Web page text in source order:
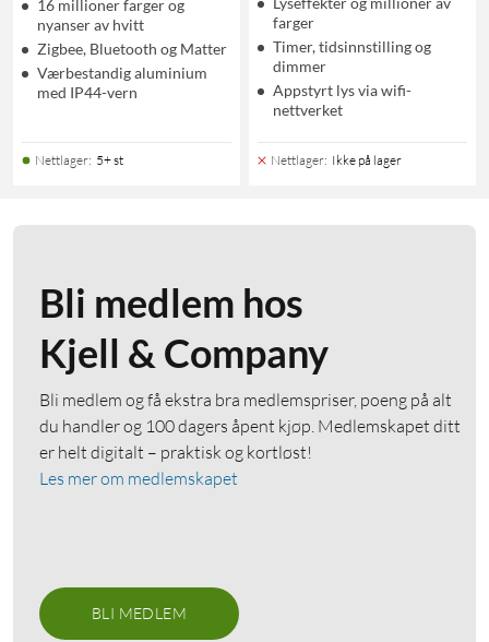
16 millioner farger og
nyanser av hvitt
Zigbee, Bluetooth og Matter
Værbestandig aluminium
med IP44-vern
Nettlager: 5+ st
farger
Timer, tidsinnstilling og
dimmer
Appstyrt lys via wifi-
nettverket
Nettlager: Ikke på lager
Bli medlem hos
Kjell & Company
Bli medlem og få ekstra bra medlemspriser, poeng på alt
du handler og 100 dagers åpent kjøp. Medlemskapet ditt
er helt digitalt – praktisk og kortløst!
Les mer om medlemskapet
BLI MEDLEM